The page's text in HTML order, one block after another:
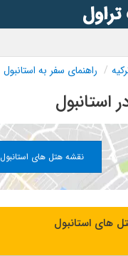
راهنمای سفر به استانبول
استانبول
نقشه هتل های استانبول
های استانبول